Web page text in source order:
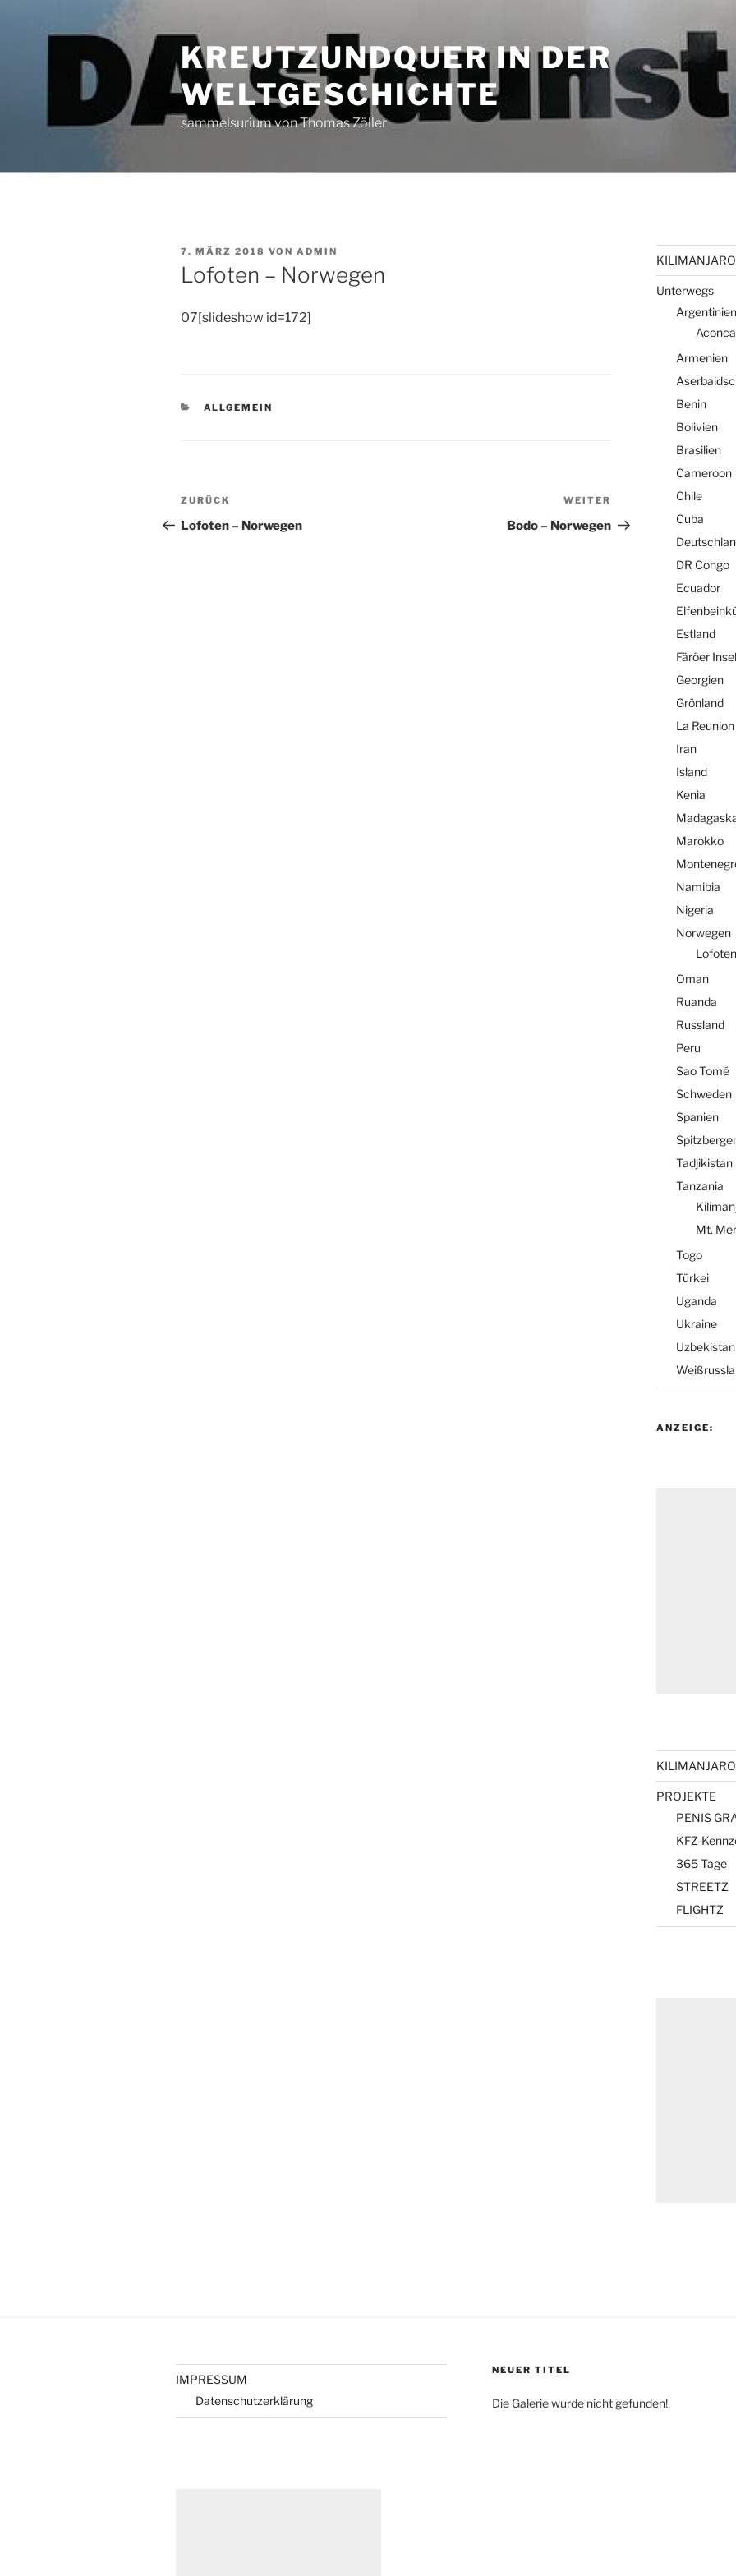
KREUTZUNDQUER IN DER
WELTGESCHICHTE
sammelsurium von Thomas Zöller
VERÖFFENTLICHT
AM
7. MÄRZ 2018 VON ADMIN
Lofoten – Norwegen
07[slideshow id=172]
KATEGORIEN
ALLGEMEIN
Beitragsnavigation
Vorheriger
Beitrag
ZURÜCK
Lofoten – Norwegen
Beitrag
WEITER
Bodo – Norwegen
Unterwegs
Argentinien
Armenien
Benin
Bolivien
Brasilien
Cameroon
Chile
Cuba
DR Congo
Ecuador
Estland
Färöer
Georgien
Grönland
La Reunion
Iran
Island
Kenia
Marokko
Namibia
Nigeria
Norwegen
Lofoten
Oman
Ruanda
Russland
Peru
Sao Tomé
Schweden
Spanien
Tadjikistan
Tanzania
Mt.
Togo
Türkei
Uganda
Ukraine
Uzbekistan
ANZEIGE:
PROJEKTE
PENIS
KFZ-
365 Tage
STREETZ
FLIGHTZ
IMPRESSUM
Datenschutzerklärung
NEUER TITEL
Die Galerie wurde nicht gefunden!